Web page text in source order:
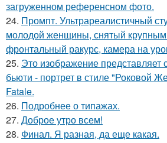
загруженном референсном фото.
24. Промпт. Ультрареалистичный
молодой женщины, снятый
фронтальный ракурс, камера на
25. Это изображение представляет
бьюти - портрет в стиле "Роковой
Fatale.
26. Подробнее о типажах.
27. Доброе утро всем!
28. Финал. Я разная, да еще какая.